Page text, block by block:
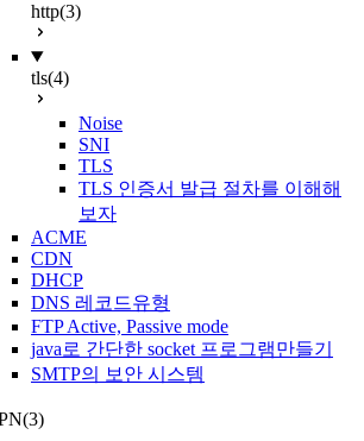
http(3)
tls(4)
Noise
SNI
TLS
TLS 인증서 발급 절차를 이해해
보자
ACME
CDN
DHCP
DNS 레코드유형
FTP Active, Passive mode
java로 간단한 socket 프로그램만들기
SMTP의 보안 시스템
(3)